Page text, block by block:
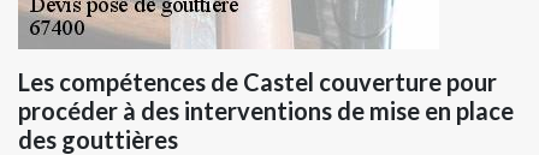
Les compétences de Castel couverture pour
procéder à des interventions de mise en place
des gouttières